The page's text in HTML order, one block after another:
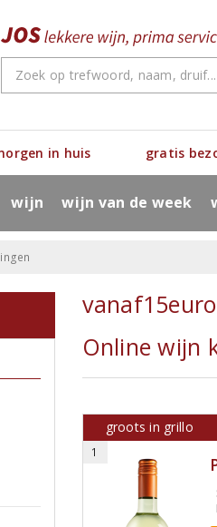
in huis gratis
wijn wijn van de week
vanaf15euro
Online wijn
groots in grillo
1